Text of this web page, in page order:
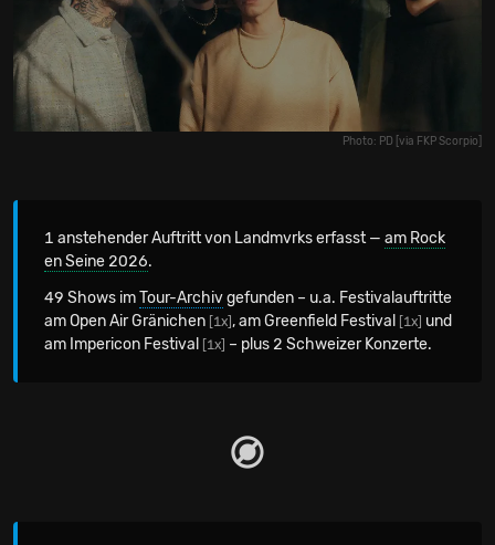
Photo: PD [via FKP Scorpio]
1 anstehender Auftritt von Landmvrks erfasst — am Rock
en Seine 2026.
49 Shows imTour-Archivgefunden – u.a. Festivalauftritte
am Open Air Gränichen [1x], am Greenfield Festival [1x] und
am Impericon Festival
[1x] – plus 2 Schweizer Konzerte.